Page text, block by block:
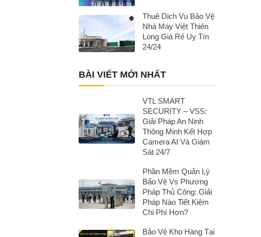
Thuê Dịch Vụ Bảo Vệ
Nhà Máy Việt Thiên
Long Giá Rẻ Uy Tín
24/24
BÀI VIẾT MỚI NHẤT
VTL SMART
SECURITY – VSS:
Giải Pháp An Ninh
Thông Minh Kết Hợp
Camera AI Và Giám
Sát 24/7
Phần Mềm Quản Lý
Bảo Vệ Vs Phương
Pháp Thủ Công: Giải
Pháp Nào Tiết Kiệm
Chi Phí Hơn?
Bảo Vệ Kho Hàng Tại